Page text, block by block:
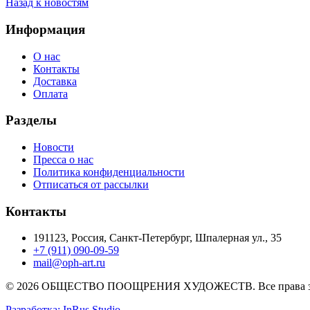
Назад к новостям
Информация
О нас
Контакты
Доставка
Оплата
Разделы
Новости
Пресса о нас
Политика конфиденциальности
Отписаться от рассылки
Контакты
191123, Россия, Санкт-Петербург, Шпалерная ул., 35
+7 (911) 090-09-59
mail@oph-art.ru
© 2026 ОБЩЕСТВО ПООЩРЕНИЯ ХУДОЖЕСТВ. Все права